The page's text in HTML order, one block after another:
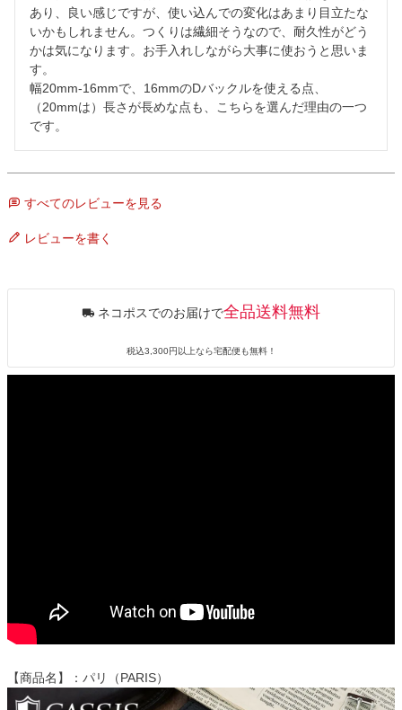
あり、良い感じですが、使い込んでの変化はあまり目立たな
いかもしれません。つくりは繊細そうなので、耐久性がどう
かは気になります。お手入れしながら大事に使おうと思いま
す。
幅20mm-16mmで、16mmのDバックルを使える点、
（20mmは）長さが長めな点も、こちらを選んだ理由の一つ
です。
すべてのレビューを見る
レビューを書く
ネコポスでのお届けで全品送料無料
税込3,300円以上なら宅配便も無料！
【商品名】：パリ（PARIS）